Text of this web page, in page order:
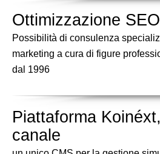
Ottimizzazione
Possibilità di consulenza
marketing a cura di figure
dal 1996
Piattaforma
canale